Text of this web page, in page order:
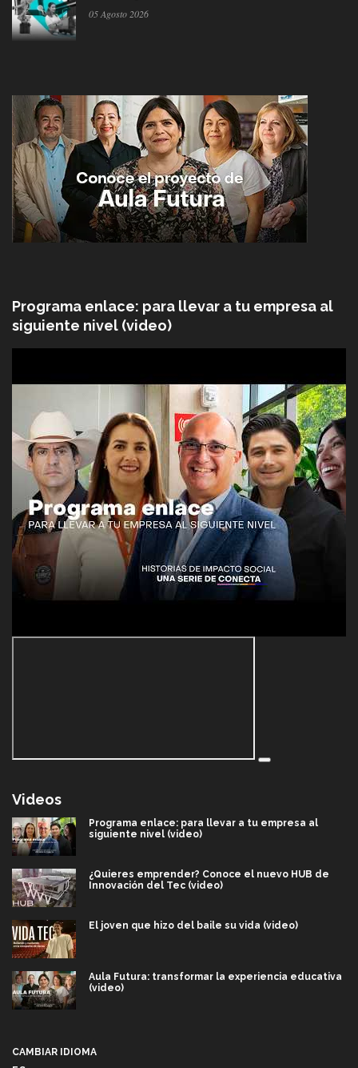
05 Agosto 2026
Programa enlace: para llevar a tu empresa al
siguiente nivel (video)
Videos
Programa enlace: para llevar a tu empresa al
siguiente nivel (video)
¿Quieres emprender? Conoce el nuevo HUB de
Innovación del Tec (video)
El joven que hizo del baile su vida (video)
Aula Futura: transformar la experiencia educativa
(video)
CAMBIAR IDIOMA